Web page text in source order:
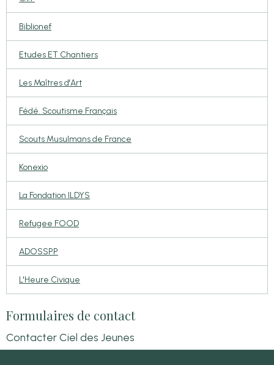
Biblionef
Etudes ET Chantiers
Les Maîtres d'Art
Fédé. Scoutisme Français
Scouts Musulmans de France
Konexio
La Fondation ILDYS
Refugee FOOD
ADOSSPP
L'Heure Civique
Formulaires de contact
Contacter Ciel des Jeunes